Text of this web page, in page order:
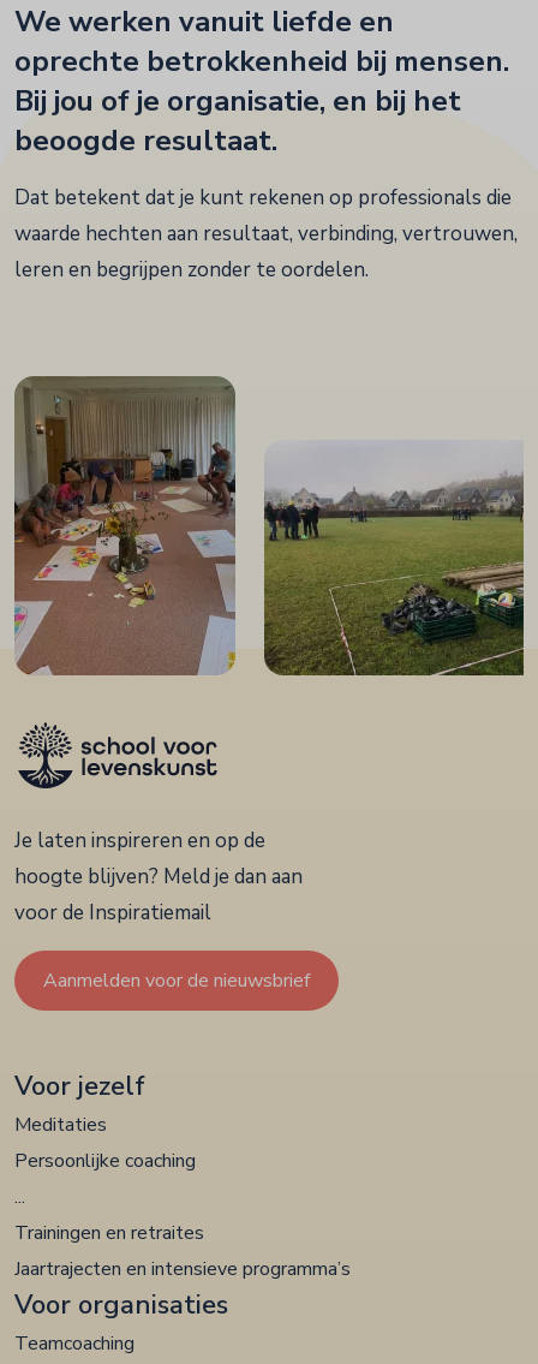
We werken vanuit liefde en
oprechte betrokkenheid bij mensen.
Bij jou of je organisatie, en bij het
beoogde resultaat.
Dat betekent dat je kunt rekenen op professionals die
waarde hechten aan resultaat, verbinding, vertrouwen,
leren en begrijpen zonder te oordelen.
Je laten inspireren en op de
hoogte blijven? Meld je dan aan
voor de Inspiratiemail
Aanmelden voor de nieuwsbrief
Voor jezelf
Meditaties
Persoonlijke coaching
...
Trainingen en retraites
Jaartrajecten en intensieve programma’s
Voor organisaties
Teamcoaching